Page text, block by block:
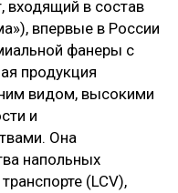
входящий в состав
впервые в России
фанеры с
продукция
видом, высокими
и
Она
напольных
(LCV),